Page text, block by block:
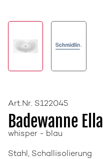
Art.Nr. S122045
Badewanne Ella
whisper - blau
Stahl, Schallisolierung